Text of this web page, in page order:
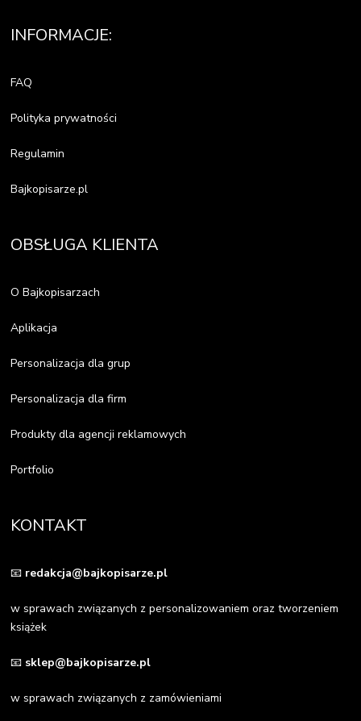
INFORMACJE:
FAQ
Polityka prywatności
Regulamin
Bajkopisarze.pl
OBSŁUGA KLIENTA
O Bajkopisarzach
Aplikacja
Personalizacja dla grup
Personalizacja dla firm
Produkty dla agencji reklamowych
Portfolio
KONTAKT
📧 redakcja@bajkopisarze.pl
w sprawach związanych z personalizowaniem oraz tworzeniem
książek
📧 sklep@bajkopisarze.pl
w sprawach związanych z zamówieniami